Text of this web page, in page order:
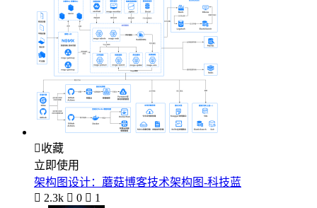
收藏
立即使用
架构图设计：蘑菇博客技术架构图-科技蓝
 2.3k  0  1